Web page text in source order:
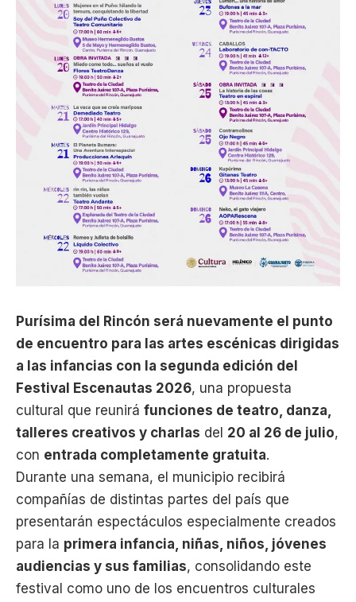
Purísima del Rincón será nuevamente el punto
de encuentro para las artes escénicas dirigidas
a las infancias con la segunda edición del
Festival Escenautas 2026, una propuesta
cultural que reunirá funciones de teatro, danza,
talleres creativos y charlas del 20 al 26 de julio,
con entrada completamente gratuita.
Durante una semana, el municipio recibirá
compañías de distintas partes del país que
presentarán espectáculos especialmente creados
para la primera infancia, niñas, niños, jóvenes
audiencias y sus familias, consolidando este
festival como uno de los encuentros culturales